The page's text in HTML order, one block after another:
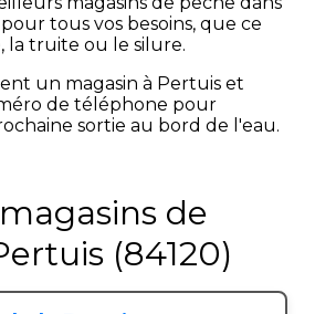
tous vos besoins, que ce
la truite ou le silure.
un magasin à Pertuis et
de téléphone pour
sortie au bord de l'eau.
de
(84120)